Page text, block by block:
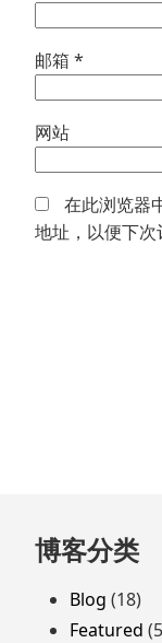
邮箱 *
网站
在此浏览器
地址，以便下次
跳
至
页
脚
博客分类
Blog (18)
Featured